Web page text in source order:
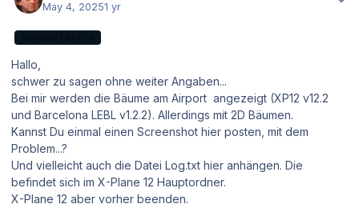
May 4, 20251 yr
Hallo,
schwer zu sagen ohne weiter Angaben...
Bei mir werden die Bäume am Airport angezeigt (XP12 v12.2
und Barcelona LEBL v1.2.2). Allerdings mit 2D Bäumen.
Kannst Du einmal einen Screenshot hier posten, mit dem
Problem...?
Und vielleicht auch die Datei Log.txt hier anhängen. Die
befindet sich im X-Plane 12 Hauptordner.
X-Plane 12 aber vorher beenden.